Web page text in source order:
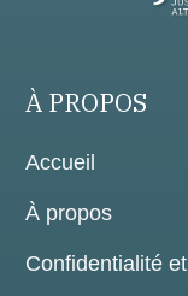
À PROPOS
Accueil
À propos
Confidentialité